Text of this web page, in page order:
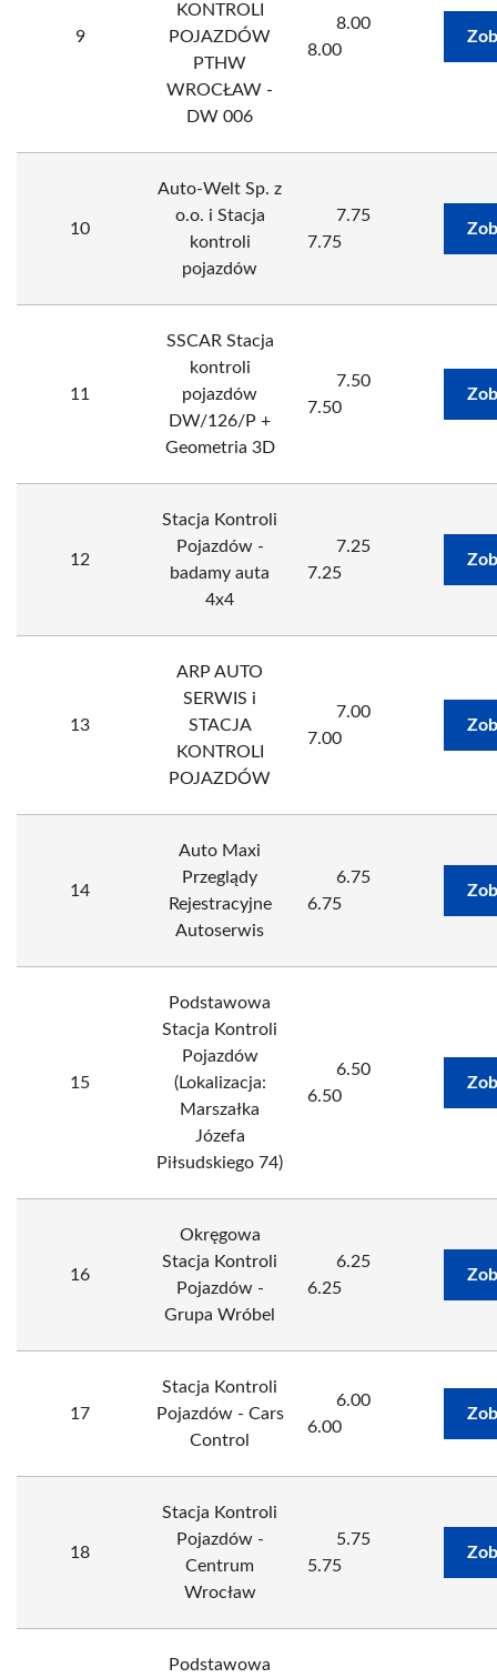
9
KONTROLI
POJAZDÓW
PTHW
WROCŁAW -
DW 006
8.00
8.00
10
Auto-Welt Sp. z
o.o. i Stacja
kontroli
pojazdów
7.75
7.75
11
SSCAR Stacja
kontroli
pojazdów
DW/126/P +
Geometria 3D
7.50
7.50
12
Stacja Kontroli
Pojazdów -
badamy auta
4x4
7.25
7.25
13
ARP AUTO
SERWIS i
STACJA
KONTROLI
POJAZDÓW
7.00
7.00
14
Auto Maxi
Przeglądy
Rejestracyjne
Autoserwis
6.75
6.75
15
Podstawowa
Stacja Kontroli
Pojazdów
(Lokalizacja:
Marszałka
Józefa
Piłsudskiego 74)
6.50
6.50
16
Okręgowa
Stacja Kontroli
Pojazdów -
Grupa Wróbel
6.25
6.25
17
Stacja Kontroli
Pojazdów - Cars
Control
6.00
6.00
18
Stacja Kontroli
Pojazdów -
Centrum
Wrocław
5.75
5.75
Podstawowa